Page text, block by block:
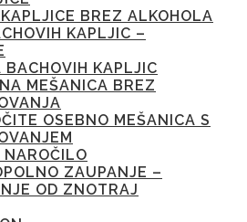
BREZ ALKOHOLA
KAPLJIC –
BACHOVIH KAPLJIC
MEŠANICA BREZ
OSEBNO MEŠANICA S
NAROČILO
ZAUPANJE –
OD ZNOTRAJ